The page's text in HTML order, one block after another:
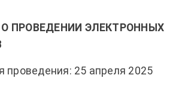
ПРОВЕДЕНИИ ЭЛЕКТРОННЫХ
проведения: 25 апреля 2025